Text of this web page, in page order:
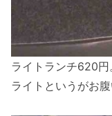
ライトランチ620円
ライトというがお腹